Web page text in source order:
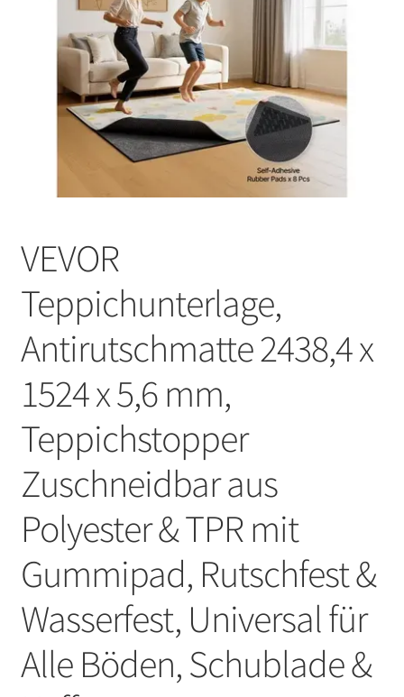
VEVOR
Teppichunterlage,
Antirutschmatte 2438,4 x
1524 x 5,6 mm,
Teppichstopper
Zuschneidbar aus
Polyester & TPR mit
Gummipad, Rutschfest &
Wasserfest, Universal für
Alle Böden, Schublade &